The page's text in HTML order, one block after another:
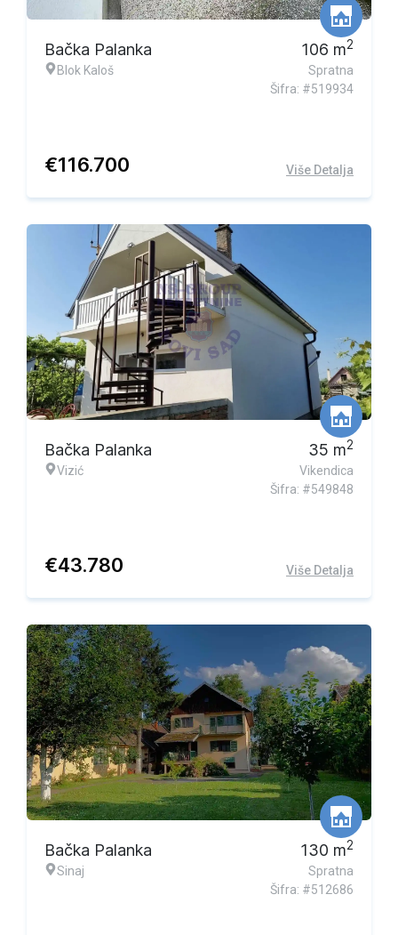
Bačka Palanka
Blok Kaloš
106 m2
Spratna
Šifra: #519934
€116.700 Više Detalja
Bačka Palanka
Vizić
35 m2
Vikendica
Šifra: #549848
€43.780 Više Detalja
Bačka Palanka
Sinaj
130 m2
Spratna
Šifra: #512686